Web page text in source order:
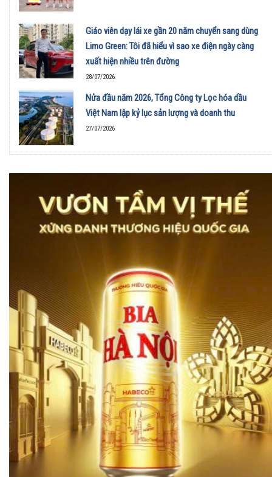
Giáo viên dạy lái xe gần 20 năm chuyển sang dùng
Limo Green: Tôi đã hiểu vì sao xe điện ngày càng
xuất hiện nhiều trên đường
28/07/2026
Nửa đầu năm 2026, Tổng Công ty Lọc hóa dầu
Việt Nam lập kỷ lục sản lượng và doanh thu
27/07/2026